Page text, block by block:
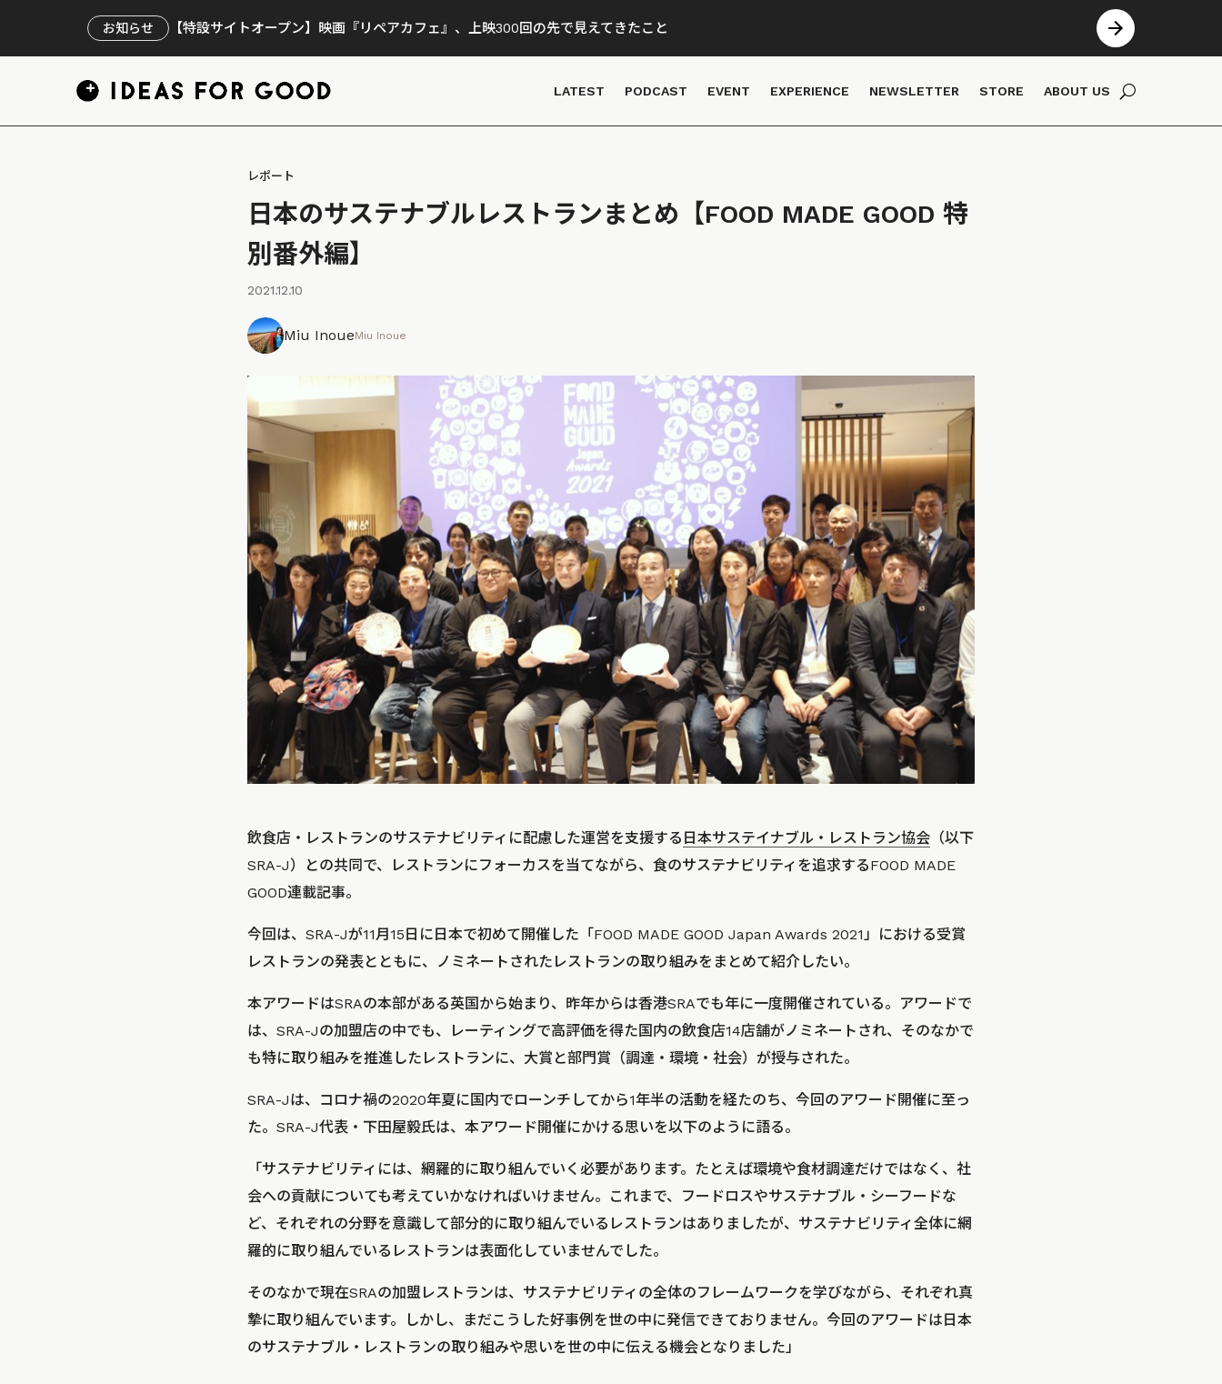
お知らせ 【特設サイトオープン】映画『リペアカフェ』、上映300回の先で見えてきたこと
LATEST PODCAST EVENT EXPERIENCE NEWSLETTER STORE ABOUT US
レポート
日本のサステナブルレストランまとめ【FOOD MADE GOOD 特
別番外編】
2021.12.10
Miu InoueMiu Inoue
飲食店・レストランのサステナビリティに配慮した運営を支援する 日本サステイナブル・レストラン協会 （以下
SRA-J）との共同で、レストランにフォーカスを当てながら、食のサステナビリティを追求するFOOD MADE
GOOD連載記事。
今回は、SRA-Jが11月15日に日本で初めて開催した「FOOD MADE GOOD Japan Awards 2021」における受賞
レストランの発表とともに、ノミネートされたレストランの取り組みをまとめて紹介したい。
本アワードはSRAの本部がある英国から始まり、昨年からは香港SRAでも年に一度開催されている。アワードで
は、SRA-Jの加盟店の中でも、レーティングで高評価を得た国内の飲食店14店舗がノミネートされ、そのなかで
も特に取り組みを推進したレストランに、大賞と部門賞（調達・環境・社会）が授与された。
SRA-Jは、コロナ禍の2020年夏に国内でローンチしてから1年半の活動を経たのち、今回のアワード開催に至っ
た。SRA-J代表・下田屋毅氏は、本アワード開催にかける思いを以下のように語る。
「サステナビリティには、網羅的に取り組んでいく必要があります。たとえば環境や食材調達だけではなく、社
会への貢献についても考えていかなければいけません。これまで、フードロスやサステナブル・シーフードな
ど、それぞれの分野を意識して部分的に取り組んでいるレストランはありましたが、サステナビリティ全体に網
羅的に取り組んでいるレストランは表面化していませんでした。
そのなかで現在SRAの加盟レストランは、サステナビリティの全体のフレームワークを学びながら、それぞれ真
摯に取り組んでいます。しかし、まだこうした好事例を世の中に発信できておりません。今回のアワードは日本
のサステナブル・レストランの取り組みや思いを世の中に伝える機会となりました」